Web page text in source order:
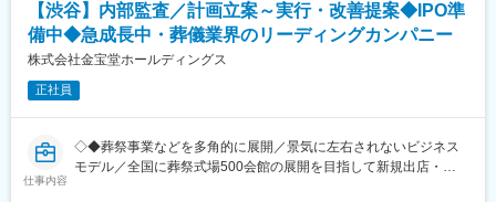
■期待すること、キャリアパス
リクルート出身の取締役・部長代理と共に各支社長とコミュニケ
ーションを取りながら、リーダーシップ・マネジメント力を発揮
して、ご活躍いただきたいポジションです。
希望や適性に応じて、マーケティングのスペシャリスト・ゼネラ
リストとしてスキルアップが可能です。
■使用ツール
■当社について：
◇当社は葬祭式場（全国展開）、その他仏壇販売や不動産事業な
ど多角的に事業を展開しており、数年間で売上が10倍以上と急成
ました。
◇「インターネットでのお仏壇の通販」をいち早く取り入れ、売
【渋谷】内部監査／計画立案～実行・改善提案◆IPO準
備中◆急成長中・葬儀業界のリーディングカンパニー
株式会社金宝堂ホールディングス
正社員
仕事内容
◇◆葬祭事業などを多角的に展開／景気に左右されないビジネス
モデル／全国に葬祭式場500会館の展開を目指して新規出店・